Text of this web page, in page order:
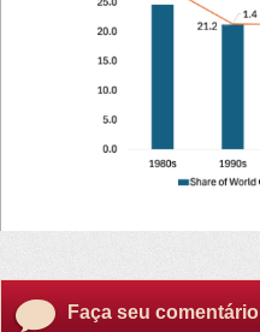
Faça seu comentário